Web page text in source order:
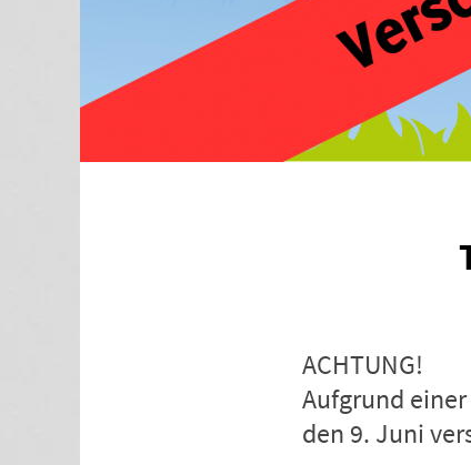
ACHTUNG!
Aufgrund
den 9. Juni